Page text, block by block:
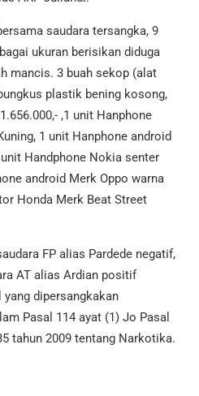
saudara tersangka, 9
ukuran berisikan diduga
mancis. 3 buah sekop (alat
plastik bening kosong,
,1 unit Hanphone
1 unit Hanphone android
Handphone Nokia senter
android Merk Oppo warna
Honda Merk Beat Street
FP alias Pardede negatif,
AT alias Ardian positif
dipersangkakan
Pasal 114 ayat (1) Jo Pasal
tahun 2009 tentang Narkotika.